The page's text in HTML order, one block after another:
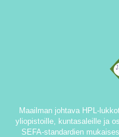
Maailman johtava HPL-
yliopistoille, kuntasaleille ja
SEFA-standardien